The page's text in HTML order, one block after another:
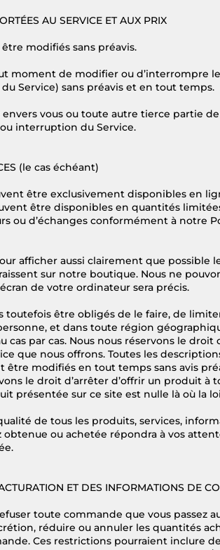
AU SERVICE ET AUX PRIX
modifiés sans préavis.
moment de modifier ou d’interrompre
Service) sans préavis et en tout temps.
envers vous ou toute autre tierce partie
interruption du Service.
(le cas échéant)
être exclusivement disponibles en
être disponibles en quantités
ou d’échanges conformément à notre
afficher aussi clairement que possible
sur notre boutique. Nous ne
de votre ordinateur sera précis.
toutefois être obligés de le faire, de
et dans toute région
cas par cas. Nous nous réservons le
que nous offrons. Toutes les
être modifiés en tout temps sans avis
le droit d’arrêter d’offrir un produit à
présentée sur ce site est nulle là où la
de tous les produits, services,
obtenue ou achetée répondra à vos
ET DES INFORMATIONS DE
toute commande que vous passez
réduire ou annuler les quantités
Ces restrictions pourraient inclure